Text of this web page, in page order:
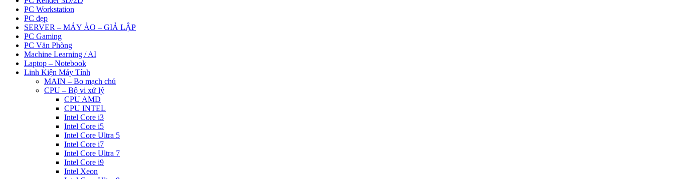
PC Workstation
PC đẹp
SERVER – MÁY ẢO – GIẢ LẬP
PC Gaming
PC Văn Phòng
Machine Learning / AI
Laptop – Notebook
Linh Kiện Máy Tính
MAIN – Bo mạch chủ
CPU – Bộ vi xử lý
CPU AMD
CPU INTEL
Intel Core i3
Intel Core i5
Intel Core Ultra 5
Intel Core i7
Intel Core Ultra 7
Intel Core i9
Intel Xeon